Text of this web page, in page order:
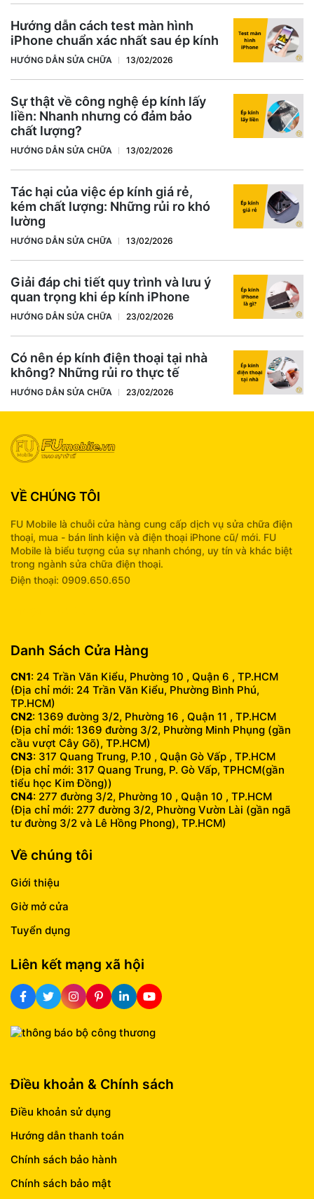
Hướng dẫn cách test màn hình
iPhone chuẩn xác nhất sau ép kính
HƯỚNG DẪN SỬA CHỮA 13/02/2026
Sự thật về công nghệ ép kính lấy
liền: Nhanh nhưng có đảm bảo
chất lượng?
HƯỚNG DẪN SỬA CHỮA 13/02/2026
Tác hại của việc ép kính giá rẻ,
kém chất lượng: Những rủi ro khó
lường
HƯỚNG DẪN SỬA CHỮA 13/02/2026
Giải đáp chi tiết quy trình và lưu ý
quan trọng khi ép kính iPhone
HƯỚNG DẪN SỬA CHỮA 23/02/2026
Có nên ép kính điện thoại tại nhà
không? Những rủi ro thực tế
HƯỚNG DẪN SỬA CHỮA 23/02/2026
VỀ CHÚNG TÔI
FU Mobile là chuỗi cửa hàng cung cấp dịch vụ sửa chữa điện
thoại, mua - bán linh kiện và điện thoại iPhone cũ/ mới. FU
Mobile là biểu tượng của sự nhanh chóng, uy tín và khác biệt
trong ngành sửa chữa điện thoại.
Điện thoại: 0909.650.650
Danh Sách Cửa Hàng
CN1: 24 Trần Văn Kiểu, Phường 10 , Quận 6 , TP.HCM
(Địa chỉ mới: 24 Trần Văn Kiểu, Phường Bình Phú,
TP.HCM)
CN2: 1369 đường 3/2, Phường 16 , Quận 11 , TP.HCM
(Địa chỉ mới: 1369 đường 3/2, Phường Minh Phụng (gần
cầu vượt Cây Gõ), TP.HCM)
CN3: 317 Quang Trung, P.10 , Quận Gò Vấp , TP.HCM
(Địa chỉ mới: 317 Quang Trung, P. Gò Vấp, TPHCM(gần
tiểu học Kim Đồng))
CN4: 277 đường 3/2, Phường 10 , Quận 10 , TP.HCM
(Địa chỉ mới: 277 đường 3/2, Phường Vườn Lài (gần ngã
tư đường 3/2 và Lê Hồng Phong), TP.HCM)
Về chúng tôi
Giới thiệu
Giờ mở cửa
Tuyển dụng
Liên kết mạng xã hội
Điều khoản & Chính sách
Điều khoản sử dụng
Hướng dẫn thanh toán
Chính sách bảo hành
Chính sách bảo mật